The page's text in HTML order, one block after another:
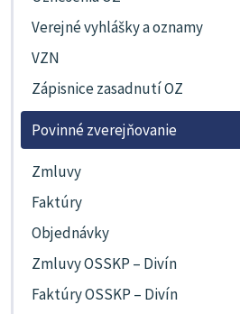
Verejné vyhlášky a oznamy
VZN
Zápisnice zasadnutí OZ
Povinné zverejňovanie
Zmluvy
Faktúry
Objednávky
Zmluvy OSSKP – Divín
Faktúry OSSKP – Divín